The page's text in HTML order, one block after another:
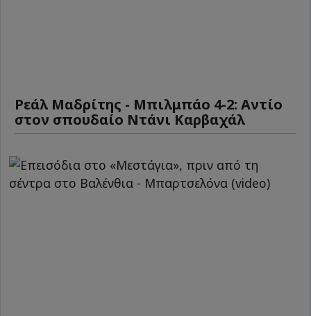
Ρεάλ Μαδρίτης - Μπιλμπάο 4-2: Αντίο
στον σπουδαίο Ντάνι Καρβαχάλ